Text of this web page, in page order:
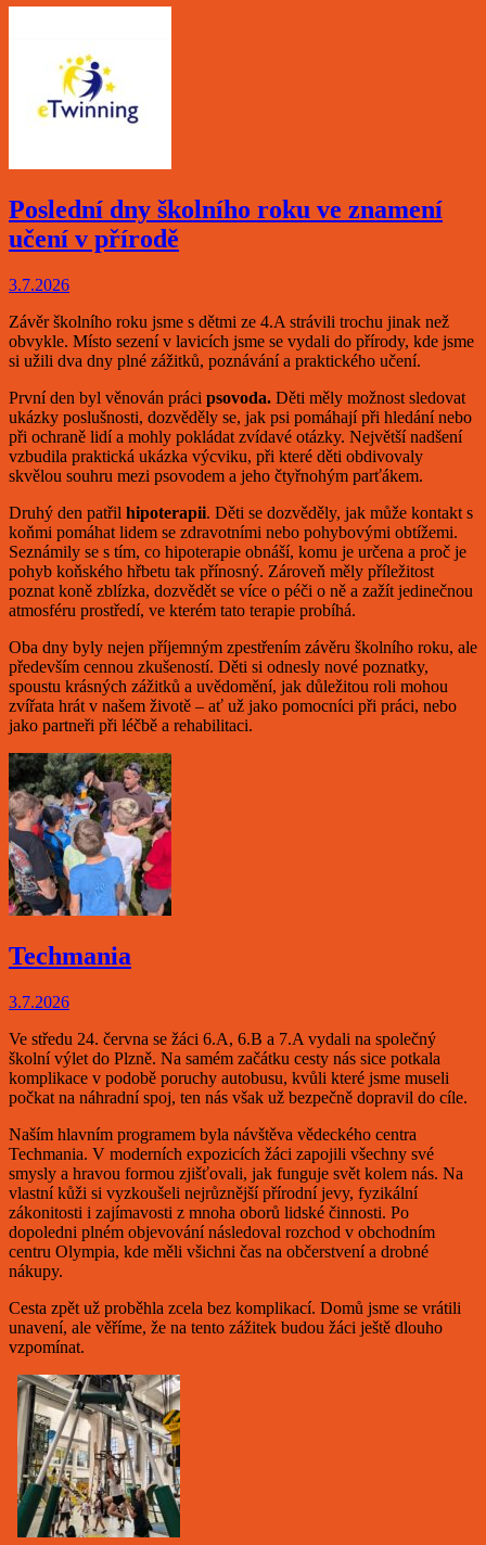
Poslední dny školního roku ve znamení
učení v přírodě
3.7.2026
Závěr školního roku jsme s dětmi ze 4.A strávili trochu jinak než
obvykle. Místo sezení v lavicích jsme se vydali do přírody, kde jsme
si užili dva dny plné zážitků, poznávání a praktického učení.
První den byl věnován práci psovoda. Děti měly možnost sledovat
ukázky poslušnosti, dozvěděly se, jak psi pomáhají při hledání nebo
při ochraně lidí a mohly pokládat zvídavé otázky. Největší nadšení
vzbudila praktická ukázka výcviku, při které děti obdivovaly
skvělou souhru mezi psovodem a jeho čtyřnohým parťákem.
Druhý den patřil hipoterapii. Děti se dozvěděly, jak může kontakt s
koňmi pomáhat lidem se zdravotními nebo pohybovými obtížemi.
Seznámily se s tím, co hipoterapie obnáší, komu je určena a proč je
pohyb koňského hřbetu tak přínosný. Zároveň měly příležitost
poznat koně zblízka, dozvědět se více o péči o ně a zažít jedinečnou
atmosféru prostředí, ve kterém tato terapie probíhá.
Oba dny byly nejen příjemným zpestřením závěru školního roku, ale
především cennou zkušeností. Děti si odnesly nové poznatky,
spoustu krásných zážitků a uvědomění, jak důležitou roli mohou
zvířata hrát v našem životě – ať už jako pomocníci při práci, nebo
jako partneři při léčbě a rehabilitaci.
Techmania
3.7.2026
Ve středu 24. června se žáci 6.A, 6.B a 7.A vydali na společný
školní výlet do Plzně. Na samém začátku cesty nás sice potkala
komplikace v podobě poruchy autobusu, kvůli které jsme museli
počkat na náhradní spoj, ten nás však už bezpečně dopravil do cíle.
Naším hlavním programem byla návštěva vědeckého centra
Techmania. V moderních expozicích žáci zapojili všechny své
smysly a hravou formou zjišťovali, jak funguje svět kolem nás. Na
vlastní kůži si vyzkoušeli nejrůznější přírodní jevy, fyzikální
zákonitosti i zajímavosti z mnoha oborů lidské činnosti. Po
dopoledni plném objevování následoval rozchod v obchodním
centru Olympia, kde měli všichni čas na občerstvení a drobné
nákupy.
Cesta zpět už proběhla zcela bez komplikací. Domů jsme se vrátili
unavení, ale věříme, že na tento zážitek budou žáci ještě dlouho
vzpomínat.